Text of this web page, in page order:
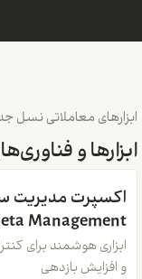
ابزارهای معاملاتی نسل
ابزارها و
اکسپرت مدیریت
Management
ابزاری هوشمند برای
و افزایش بازدهی